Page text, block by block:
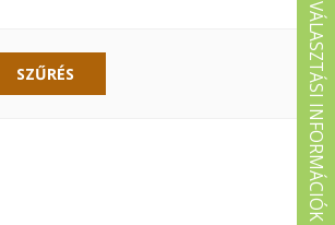
VÁLASZTÁSI INFORMÁCIÓK
SZŰRÉS